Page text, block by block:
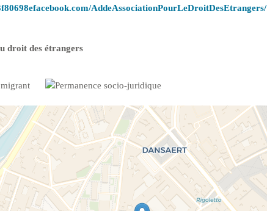
AddeAssociationPourLeDroitDesEtrangers/
droit des étrangers